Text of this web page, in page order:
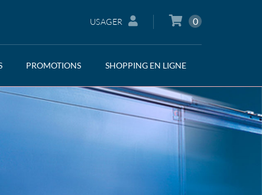
USAGER 0
PROMOTIONS SHOPPING EN LIGNE